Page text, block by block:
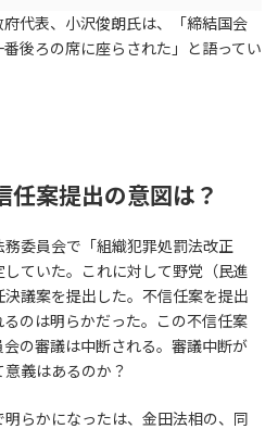
代表、小沢俊朗氏は、「締結国会
後ろの席に座らされた」と語ってい
案提出の意図は？
委員会で「組織犯罪処罰法改正
ていた。これに対して野党（民進
議案を提出した。不信任案を提出
のは明らかだった。この不信任案
の審議は中断される。審議中断が
義はあるのか？
らかになったは、金田法相の、同